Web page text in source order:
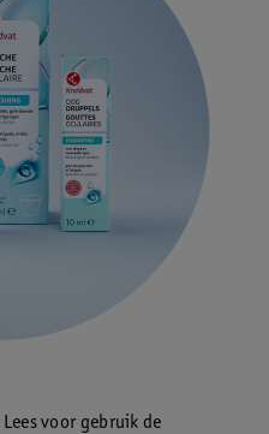
voor gebruik de